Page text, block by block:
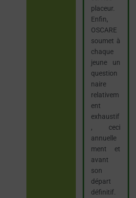
placeur.
Enfin,
OSCARE
soumet à
chaque
jeune un
question
naire
relativem
ent
exhaustif
, ceci
annuelle
ment et
avant
son
départ
définitif.